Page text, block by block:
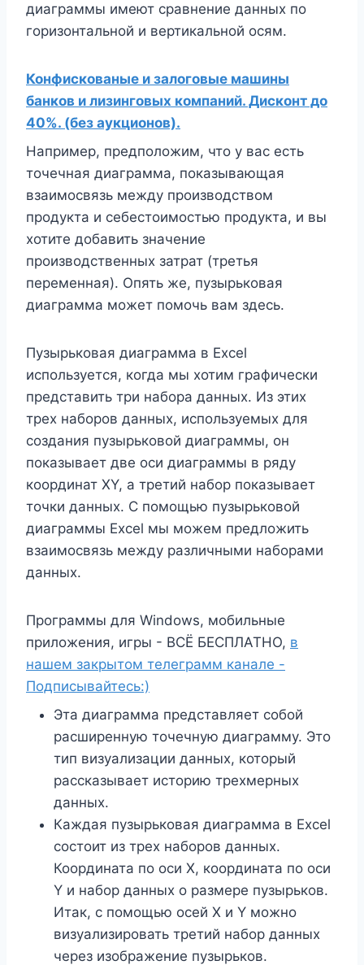
диаграммы имеют сравнение данных по
горизонтальной и вертикальной осям.
Конфискованые и залоговые машины
банков и лизинговых компаний. Дисконт до
40%. (без аукционов).
Например, предположим, что у вас есть
точечная диаграмма, показывающая
взаимосвязь между производством
продукта и себестоимостью продукта, и вы
хотите добавить значение
производственных затрат (третья
переменная). Опять же, пузырьковая
диаграмма может помочь вам здесь.
Пузырьковая диаграмма в Excel
используется, когда мы хотим графически
представить три набора данных. Из этих
трех наборов данных, используемых для
создания пузырьковой диаграммы, он
показывает две оси диаграммы в ряду
координат XY, а третий набор показывает
точки данных. С помощью пузырьковой
диаграммы Excel мы можем предложить
взаимосвязь между различными наборами
данных.
Программы для Windows, мобильные
приложения, игры - ВСЁ БЕСПЛАТНО, в
нашем закрытом телеграмм канале -
Подписывайтесь:)
Эта диаграмма представляет собой
расширенную точечную диаграмму. Это
тип визуализации данных, который
рассказывает историю трехмерных
данных.
Каждая пузырьковая диаграмма в Excel
состоит из трех наборов данных.
Координата по оси X, координата по оси
Y и набор данных о размере пузырьков.
Итак, с помощью осей X и Y можно
визуализировать третий набор данных
через изображение пузырьков.